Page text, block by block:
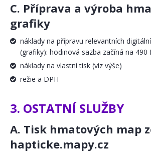
C. Příprava a výroba
grafiky
náklady na přípravu relevantních
(grafiky): hodinová sazba začíná na 490
náklady na vlastní tisk (viz výše)
režie a DPH
3. OSTATNÍ SLUŽBY
A. Tisk hmatových map
hapticke.mapy.cz